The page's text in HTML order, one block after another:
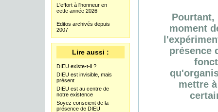
Pourtant,
moment
présence
mettre
L'effort à l'honneur en
cette année 2026
Editos archivés depuis
2007
Lire aussi :
DIEU existe-t-il ?
DIEU est invisible, mais
présent
DIEU est au centre de
notre existence
Soyez conscient de la
présence de DIEU